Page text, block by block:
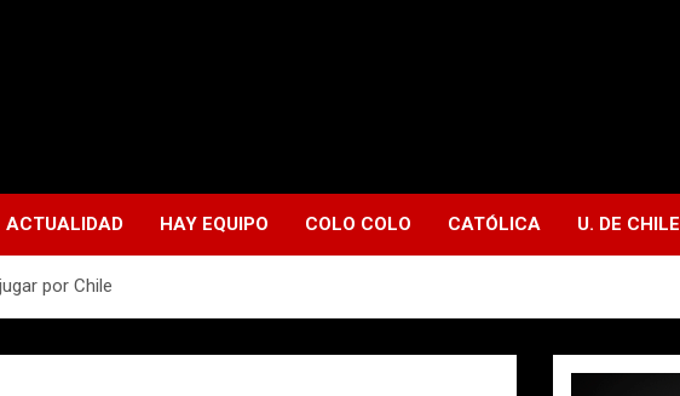
ACTUALIDAD HAY EQUIPO COLO COLO CATÓLICA U. DE CHILE
por Chile